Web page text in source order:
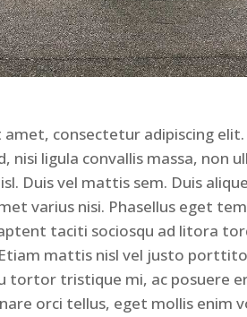
consectetur adipiscing
ligula convallis massa, non
Duis vel mattis sem. Duis
varius nisi. Phasellus eget
taciti sociosqu ad litora
mattis nisl vel justo
tortor tristique mi, ac posuere
orci tellus, eget mollis enim